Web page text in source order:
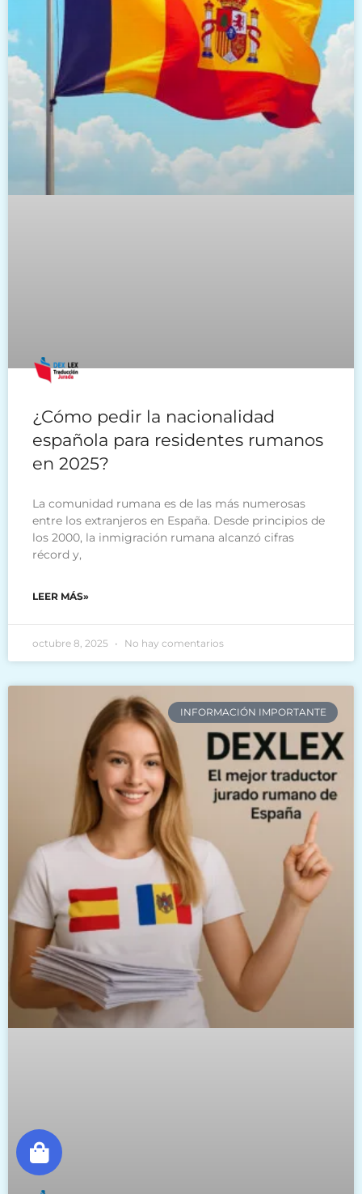
¿Cómo pedir la nacionalidad
española para residentes rumanos
en 2025?
La comunidad rumana es de las más numerosas
entre los extranjeros en España. Desde principios de
los 2000, la inmigración rumana alcanzó cifras
récord y,
LEER MÁS»
octubre 8, 2025 No hay comentarios
INFORMACIÓN IMPORTANTE